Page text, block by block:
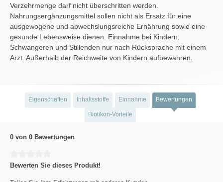
Verzehrmenge darf nicht überschritten werden.
Nahrungsergänzungsmittel sollen nicht als Ersatz für eine
ausgewogene und abwechslungsreiche Ernährung sowie eine
gesunde Lebensweise dienen. Einnahme bei Kindern,
Schwangeren und Stillenden nur nach Rücksprache mit einem
Arzt. Außerhalb der Reichweite von Kindern aufbewahren.
Eigenschaften Inhaltsstoffe Einnahme Bewertungen
Biotikon-Vorteile
0 von 0 Bewertungen
Bewerten Sie dieses Produkt!